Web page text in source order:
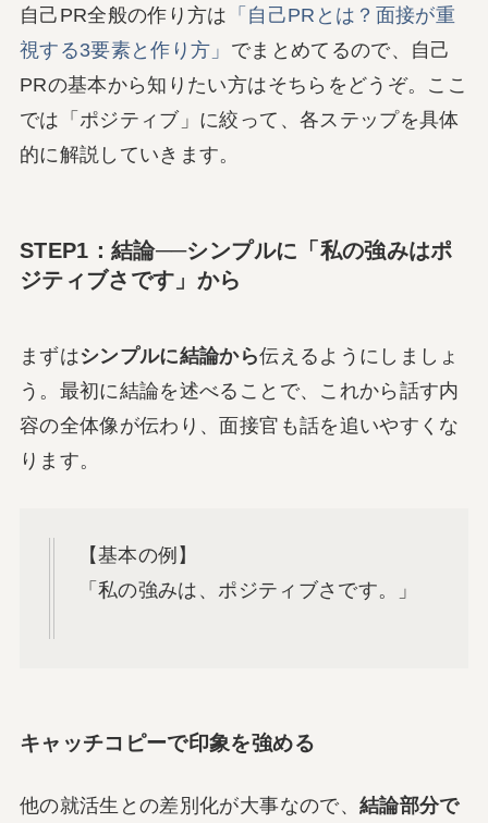
自己PR全般の作り方は 「自己PRとは？面接が重
視する3要素と作り方」 でまとめてるので、自己
PRの基本から知りたい方はそちらをどうぞ。ここ
では「ポジティブ」に絞って、各ステップを具体
的に解説していきます。
STEP1：結論──シンプルに「私の強みはポ
ジティブさです」から
まずはシンプルに結論から伝えるようにしましょ
う。最初に結論を述べることで、これから話す内
容の全体像が伝わり、面接官も話を追いやすくな
ります。
【基本の例】
「私の強みは、ポジティブさです。」
キャッチコピーで印象を強める
他の就活生との差別化が大事なので、 結論部分で